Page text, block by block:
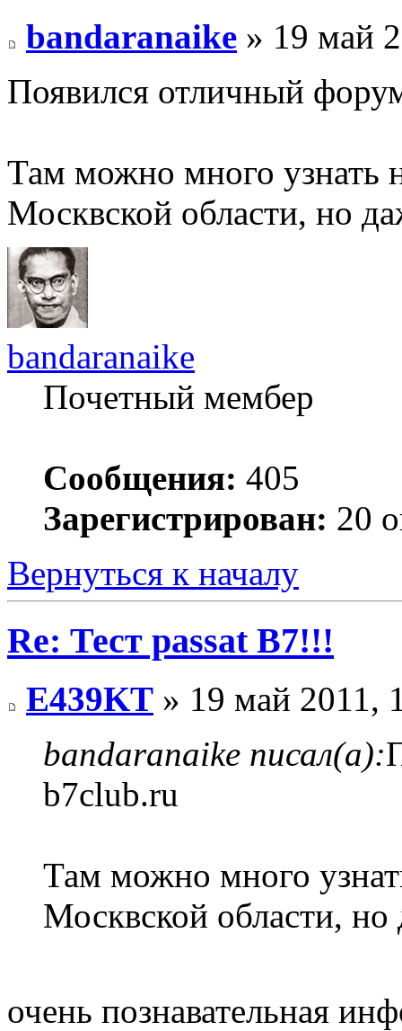
bandaranaike » 19 май
Появился отличный
Там можно много узнать
Москвской области, но
bandaranaike
Почетный мембер
Сообщения: 405
Зарегистрирован: 20
Вернуться к началу
Re: Тест passat B7!!!
E439KT » 19 май 2011,
bandaranaike писал(а):
b7club.ru
Там можно много
Москвской области,
очень познавательная